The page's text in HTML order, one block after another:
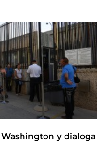
y dialoga